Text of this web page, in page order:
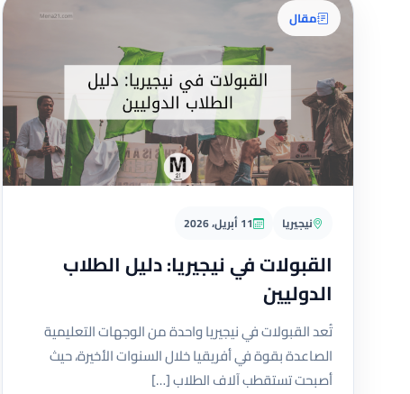
مقال
نيجيريا 11 أبريل، 2026
القبولات في نيجيريا: دليل الطلاب
الدوليين
تُعد القبولات في نيجيريا واحدة من الوجهات التعليمية
الصاعدة بقوة في أفريقيا خلال السنوات الأخيرة، حيث
أصبحت تستقطب آلاف الطلاب […]